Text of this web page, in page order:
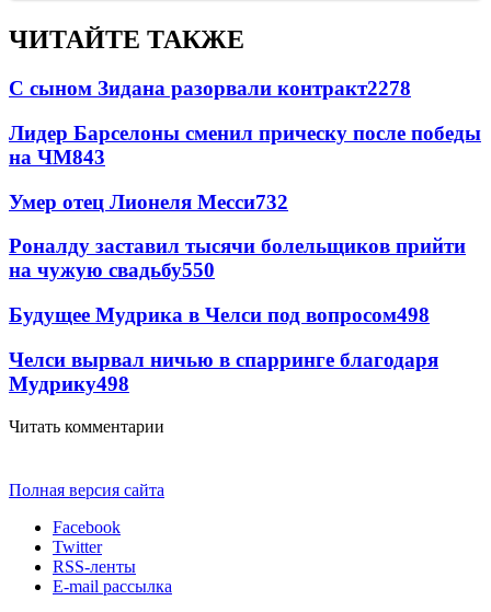
ЧИТАЙТЕ ТАКЖЕ
С сыном Зидана разорвали контракт2278
Лидер Барселоны сменил прическу после победы
на ЧМ843
Умер отец Лионеля Месси732
Роналду заставил тысячи болельщиков прийти
на чужую свадьбу550
Будущее Мудрика в Челси под вопросом498
Челси вырвал ничью в спарринге благодаря
Мудрику498
Читать комментарии
Полная версия сайта
Facebook
Twitter
RSS-ленты
E-mail рассылка